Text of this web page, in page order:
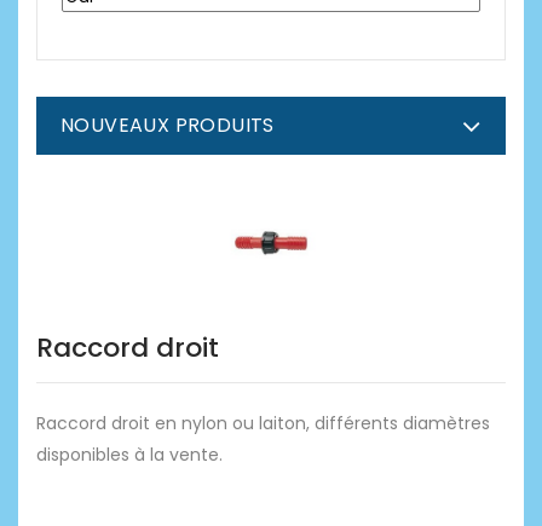
NOUVEAUX PRODUITS
Raccord droit
Raccord droit en nylon ou laiton, différents diamètres
disponibles à la vente.